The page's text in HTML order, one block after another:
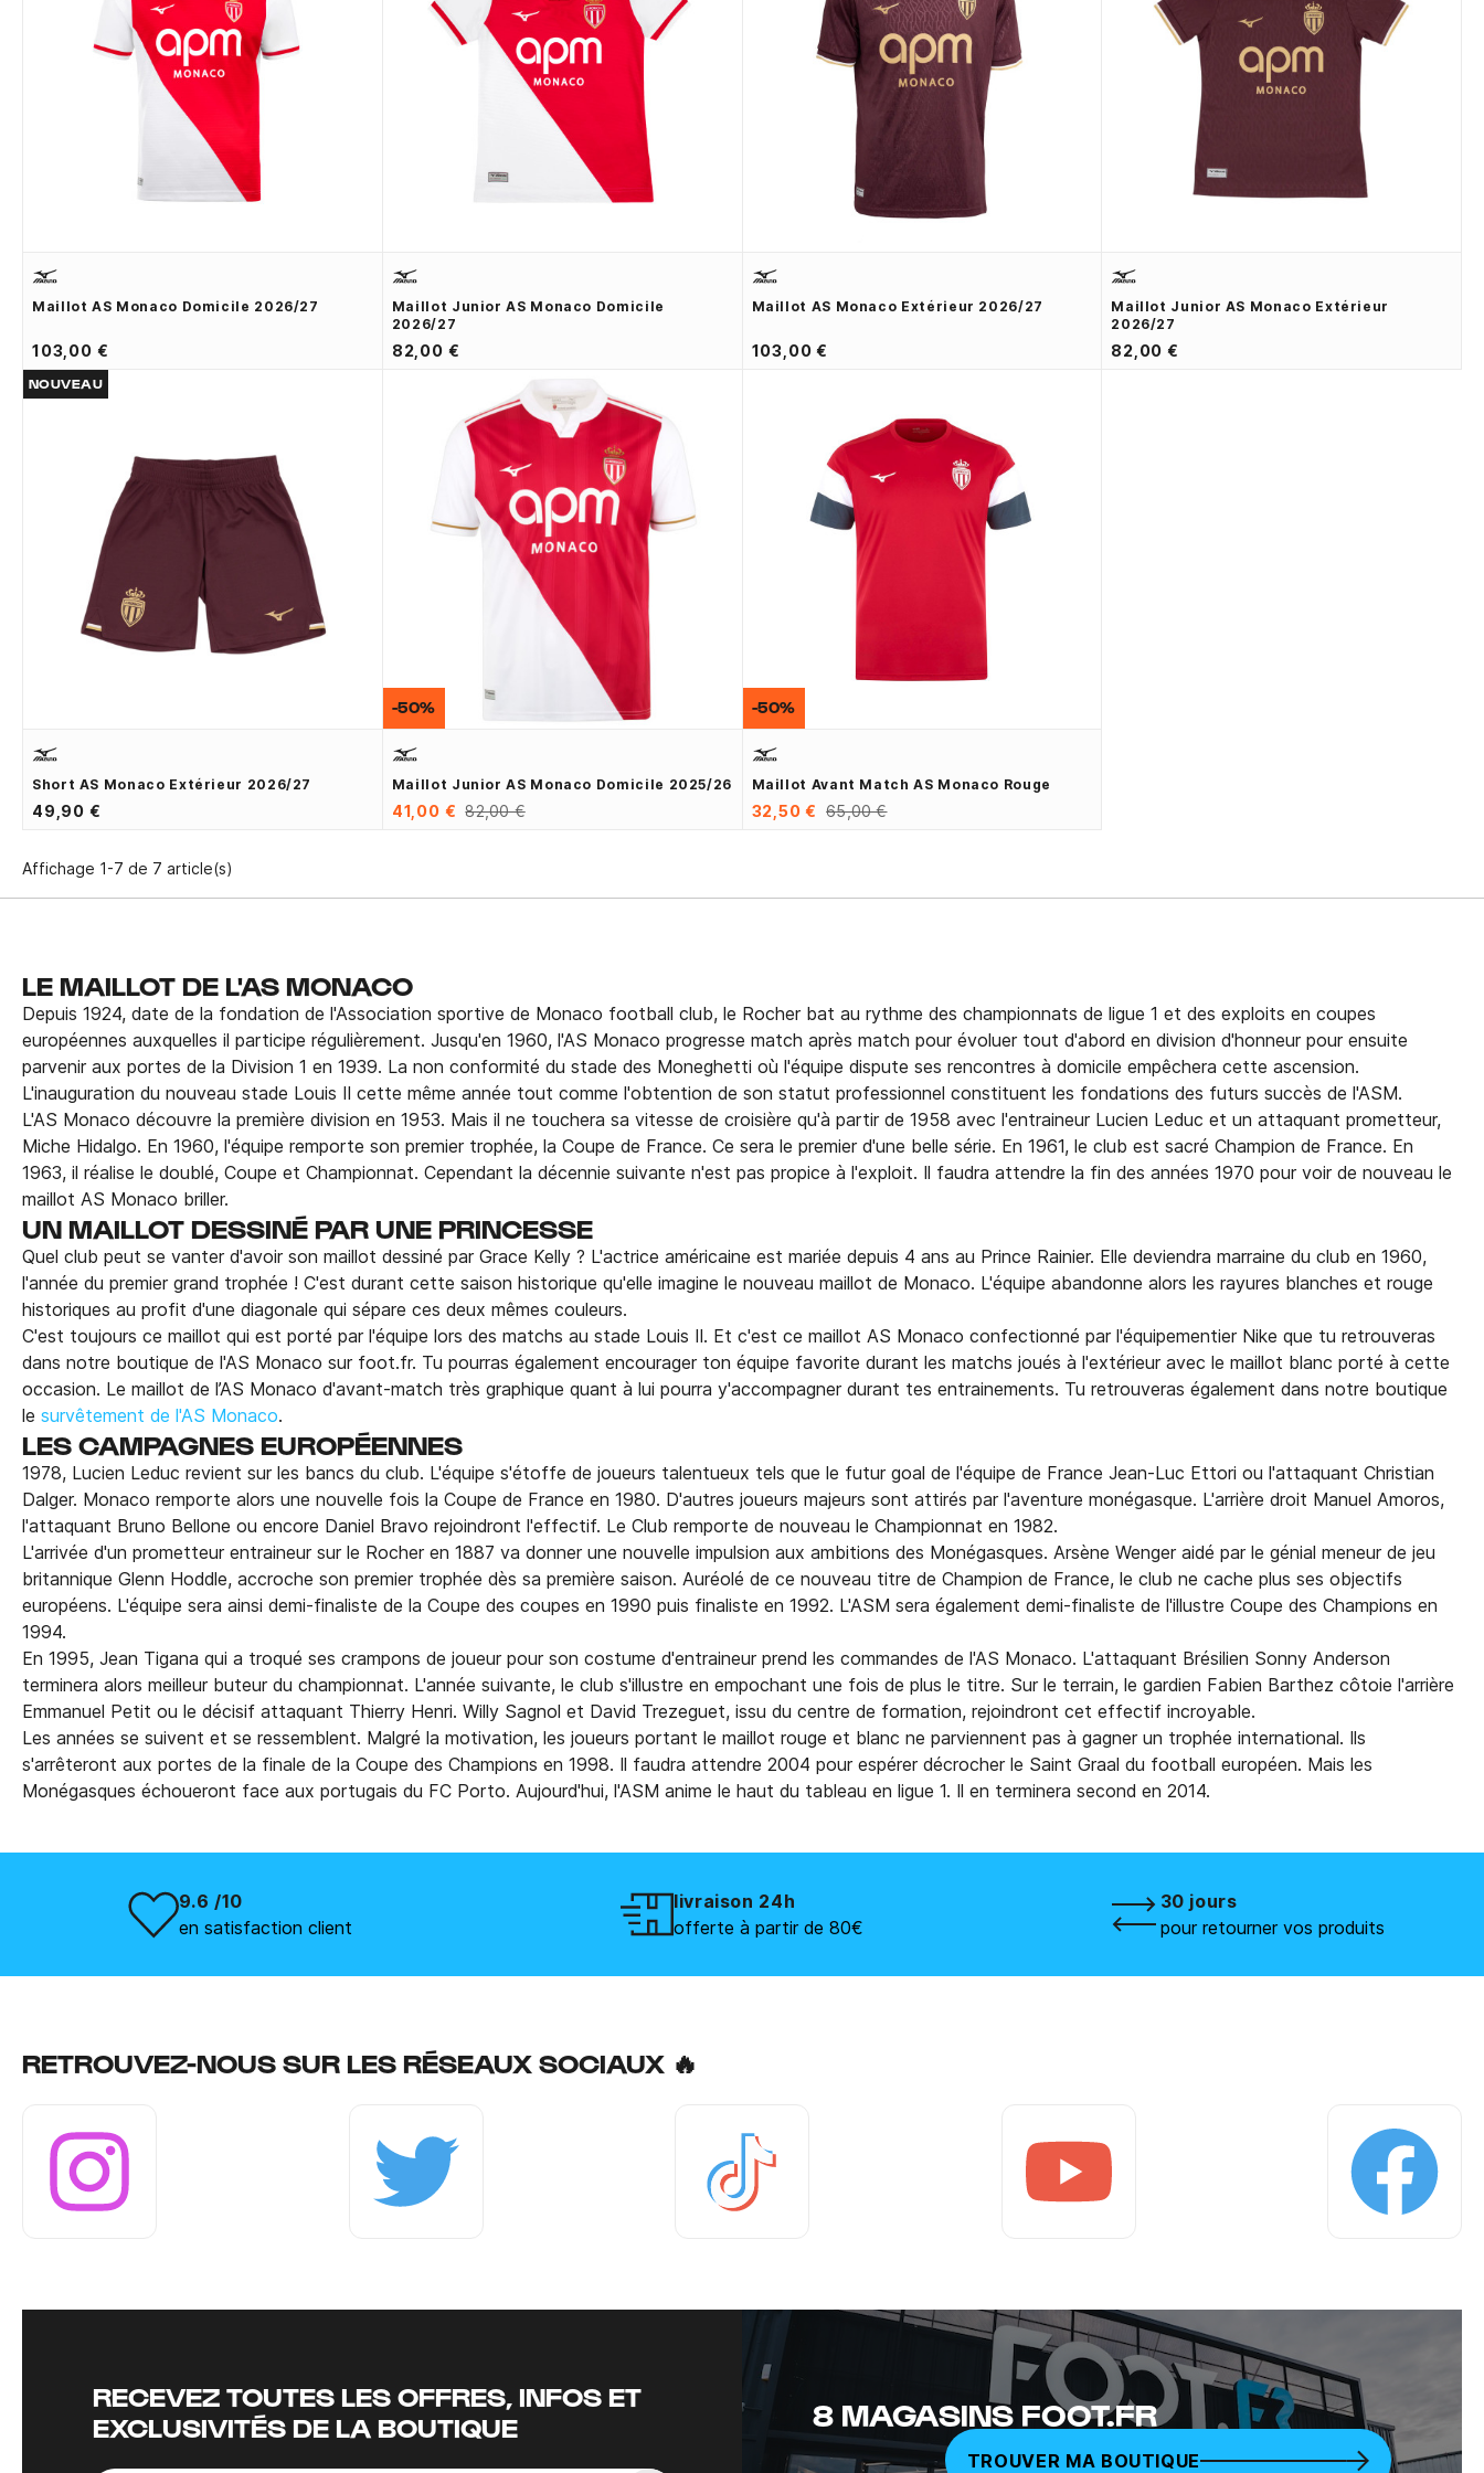
Maillot AS Monaco Domicile 2026/27
103,00 €
Maillot Junior AS Monaco Domicile
2026/27
82,00 €
Maillot AS Monaco Extérieur 2026/27
103,00 €
Maillot Junior AS Monaco Extérieur
2026/27
82,00 €
Short AS Monaco Extérieur 2026/27
49,90 €
NOUVEAU
Maillot Junior AS Monaco Domicile 2025/26
41,00 € 82,00 €
-50%
Maillot Avant Match AS Monaco Rouge
32,50 € 65,00 €
-50%
Affichage 1-7 de 7 article(s)
LE MAILLOT DE L'AS MONACO
Depuis 1924, date de la fondation de l'Association sportive de Monaco football club, le Rocher bat au rythme des championnats de ligue 1 et des exploits en coupes
européennes auxquelles il participe régulièrement. Jusqu'en 1960, l'AS Monaco progresse match après match pour évoluer tout d'abord en division d'honneur pour ensuite
parvenir aux portes de la Division 1 en 1939. La non conformité du stade des Moneghetti où l'équipe dispute ses rencontres à domicile empêchera cette ascension.
L'inauguration du nouveau stade Louis II cette même année tout comme l'obtention de son statut professionnel constituent les fondations des futurs succès de l'ASM.
L'AS Monaco découvre la première division en 1953. Mais il ne touchera sa vitesse de croisière qu'à partir de 1958 avec l'entraineur Lucien Leduc et un attaquant prometteur,
Miche Hidalgo. En 1960, l'équipe remporte son premier trophée, la Coupe de France. Ce sera le premier d'une belle série. En 1961, le club est sacré Champion de France. En
1963, il réalise le doublé, Coupe et Championnat. Cependant la décennie suivante n'est pas propice à l'exploit. Il faudra attendre la fin des années 1970 pour voir de nouveau le
maillot AS Monaco briller.
UN MAILLOT DESSINÉ PAR UNE PRINCESSE
Quel club peut se vanter d'avoir son maillot dessiné par Grace Kelly ? L'actrice américaine est mariée depuis 4 ans au Prince Rainier. Elle deviendra marraine du club en 1960,
l'année du premier grand trophée ! C'est durant cette saison historique qu'elle imagine le nouveau maillot de Monaco. L'équipe abandonne alors les rayures blanches et rouge
historiques au profit d'une diagonale qui sépare ces deux mêmes couleurs.
C'est toujours ce maillot qui est porté par l'équipe lors des matchs au stade Louis II. Et c'est ce maillot AS Monaco confectionné par l'équipementier Nike que tu retrouveras
dans notre boutique de l'AS Monaco sur foot.fr. Tu pourras également encourager ton équipe favorite durant les matchs joués à l'extérieur avec le maillot blanc porté à cette
occasion. Le maillot de l’AS Monaco d'avant-match très graphique quant à lui pourra y'accompagner durant tes entrainements. Tu retrouveras également dans notre boutique
le survêtement de l'AS Monaco.
LES CAMPAGNES EUROPÉENNES
1978, Lucien Leduc revient sur les bancs du club. L'équipe s'étoffe de joueurs talentueux tels que le futur goal de l'équipe de France Jean-Luc Ettori ou l'attaquant Christian
Dalger. Monaco remporte alors une nouvelle fois la Coupe de France en 1980. D'autres joueurs majeurs sont attirés par l'aventure monégasque. L'arrière droit Manuel Amoros,
l'attaquant Bruno Bellone ou encore Daniel Bravo rejoindront l'effectif. Le Club remporte de nouveau le Championnat en 1982.
L'arrivée d'un prometteur entraineur sur le Rocher en 1887 va donner une nouvelle impulsion aux ambitions des Monégasques. Arsène Wenger aidé par le génial meneur de jeu
britannique Glenn Hoddle, accroche son premier trophée dès sa première saison. Auréolé de ce nouveau titre de Champion de France, le club ne cache plus ses objectifs
européens. L'équipe sera ainsi demi-finaliste de la Coupe des coupes en 1990 puis finaliste en 1992. L'ASM sera également demi-finaliste de l'illustre Coupe des Champions en
1994.
En 1995, Jean Tigana qui a troqué ses crampons de joueur pour son costume d'entraineur prend les commandes de l'AS Monaco. L'attaquant Brésilien Sonny Anderson
terminera alors meilleur buteur du championnat. L'année suivante, le club s'illustre en empochant une fois de plus le titre. Sur le terrain, le gardien Fabien Barthez côtoie l'arrière
Emmanuel Petit ou le décisif attaquant Thierry Henri. Willy Sagnol et David Trezeguet, issu du centre de formation, rejoindront cet effectif incroyable.
Les années se suivent et se ressemblent. Malgré la motivation, les joueurs portant le maillot rouge et blanc ne parviennent pas à gagner un trophée international. Ils
s'arrêteront aux portes de la finale de la Coupe des Champions en 1998. Il faudra attendre 2004 pour espérer décrocher le Saint Graal du football européen. Mais les
Monégasques échoueront face aux portugais du FC Porto. Aujourd'hui, l'ASM anime le haut du tableau en ligue 1. Il en terminera second en 2014.
9.6 /10
en satisfaction client
livraison 24h
offerte à partir de 80€
30 jours
pour retourner vos produits
RETROUVEZ-NOUS SUR LES RÉSEAUX SOCIAUX 🔥
RECEVEZ TOUTES LES OFFRES, INFOS ET
EXCLUSIVITÉS DE LA BOUTIQUE
8 MAGASINS FOOT.FR
TROUVER MA BOUTIQUE